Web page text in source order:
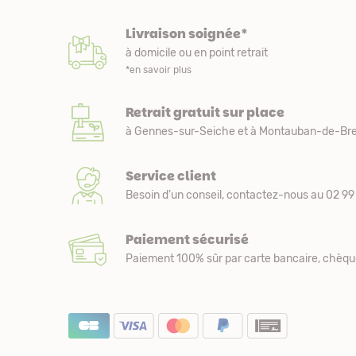
Livraison soignée*
à domicile ou en point retrait
*en savoir plus
Retrait gratuit sur place
à Gennes-sur-Seiche et à Montauban-de-
Service client
Besoin d’un conseil, contactez-nous au 02 99
Paiement sécurisé
Paiement 100% sûr par carte bancaire,